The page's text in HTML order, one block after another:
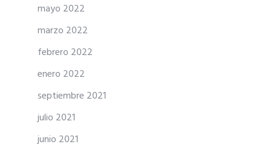
mayo 2022
marzo 2022
febrero 2022
enero 2022
septiembre 2021
julio 2021
junio 2021